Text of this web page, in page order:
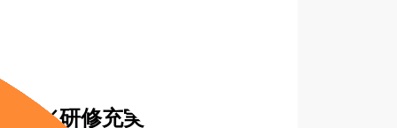
日／研修充実